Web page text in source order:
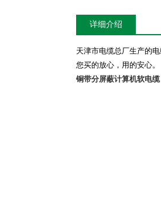
详细介绍
天津市电缆总厂生产的
您买的放心，用的安心。
铜带分屏蔽计算机软电缆